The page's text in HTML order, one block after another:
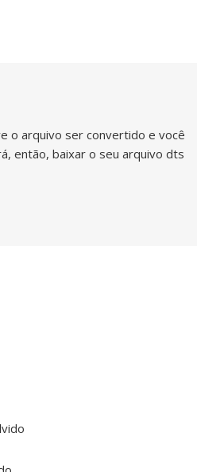
o arquivo ser convertido e você
então, baixar o seu arquivo dts